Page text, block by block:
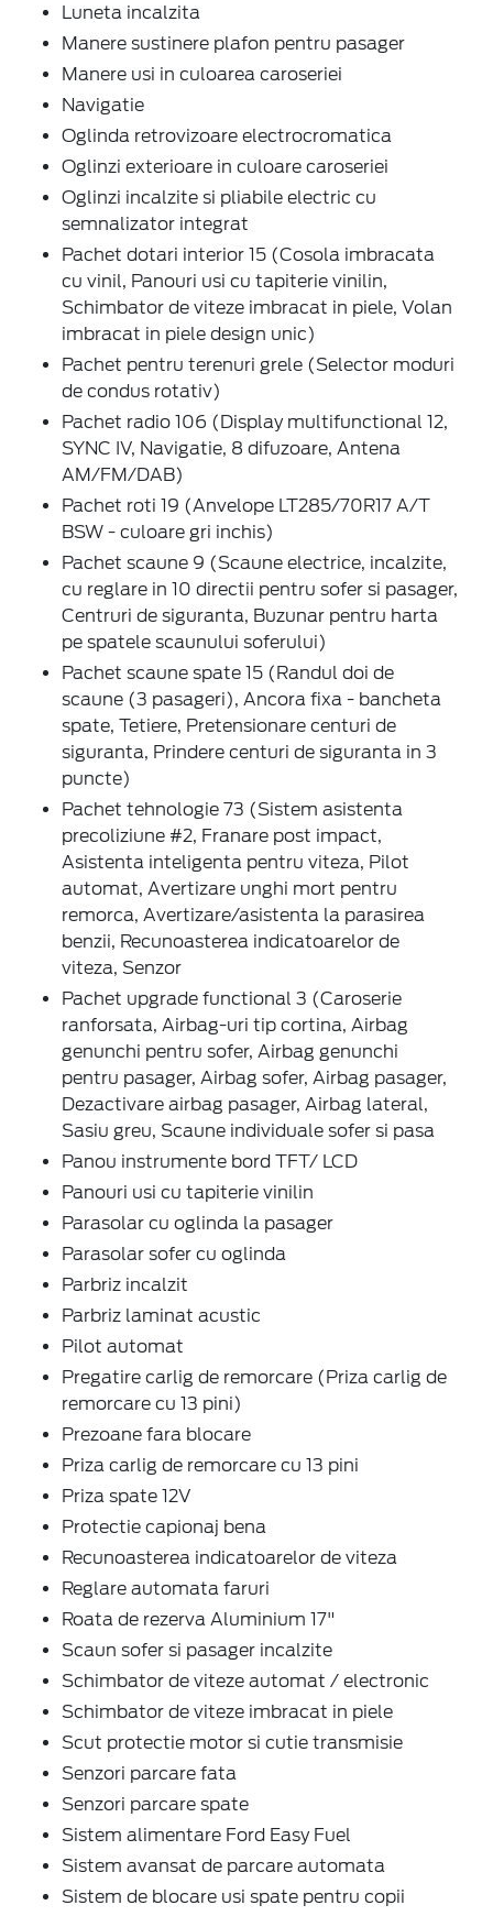
Luneta incalzita
Manere sustinere plafon pentru pasager
Manere usi in culoarea caroseriei
Navigatie
Oglinda retrovizoare electrocromatica
Oglinzi exterioare in culoare caroseriei
Oglinzi incalzite si pliabile electric cu
semnalizator integrat
Pachet dotari interior 15 (Cosola imbracata
cu vinil, Panouri usi cu tapiterie vinilin,
Schimbator de viteze imbracat in piele, Volan
imbracat in piele design unic)
Pachet pentru terenuri grele (Selector moduri
de condus rotativ)
Pachet radio 106 (Display multifunctional 12,
SYNC IV, Navigatie, 8 difuzoare, Antena
AM/FM/DAB)
Pachet roti 19 (Anvelope LT285/70R17 A/T
BSW - culoare gri inchis)
Pachet scaune 9 (Scaune electrice, incalzite,
cu reglare in 10 directii pentru sofer si pasager,
Centruri de siguranta, Buzunar pentru harta
pe spatele scaunului soferului)
Pachet scaune spate 15 (Randul doi de
scaune (3 pasageri), Ancora fixa - bancheta
spate, Tetiere, Pretensionare centuri de
siguranta, Prindere centuri de siguranta in 3
puncte)
Pachet tehnologie 73 (Sistem asistenta
precoliziune #2, Franare post impact,
Asistenta inteligenta pentru viteza, Pilot
automat, Avertizare unghi mort pentru
remorca, Avertizare/asistenta la parasirea
benzii, Recunoasterea indicatoarelor de
viteza, Senzor
Pachet upgrade functional 3 (Caroserie
ranforsata, Airbag-uri tip cortina, Airbag
genunchi pentru sofer, Airbag genunchi
pentru pasager, Airbag sofer, Airbag pasager,
Dezactivare airbag pasager, Airbag lateral,
Sasiu greu, Scaune individuale sofer si pasa
Panou instrumente bord TFT/ LCD
Panouri usi cu tapiterie vinilin
Parasolar cu oglinda la pasager
Parasolar sofer cu oglinda
Parbriz incalzit
Parbriz laminat acustic
Pilot automat
Pregatire carlig de remorcare (Priza carlig de
remorcare cu 13 pini)
Prezoane fara blocare
Priza carlig de remorcare cu 13 pini
Priza spate 12V
Protectie capionaj bena
Recunoasterea indicatoarelor de viteza
Reglare automata faruri
Roata de rezerva Aluminium 17"
Scaun sofer si pasager incalzite
Schimbator de viteze automat / electronic
Schimbator de viteze imbracat in piele
Scut protectie motor si cutie transmisie
Senzori parcare fata
Senzori parcare spate
Sistem alimentare Ford Easy Fuel
Sistem avansat de parcare automata
Sistem de blocare usi spate pentru copii